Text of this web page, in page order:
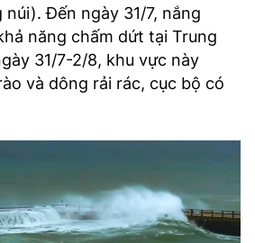
Đến ngày 31/7, nắng
năng chấm dứt tại Trung
31/7-2/8, khu vực này
và dông rải rác, cục bộ có